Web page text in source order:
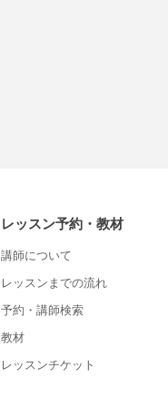
レッスン予約・教材
講師について
レッスンまでの流れ
予約・講師検索
教材
レッスンチケット